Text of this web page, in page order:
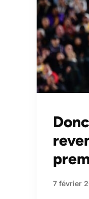
7 février